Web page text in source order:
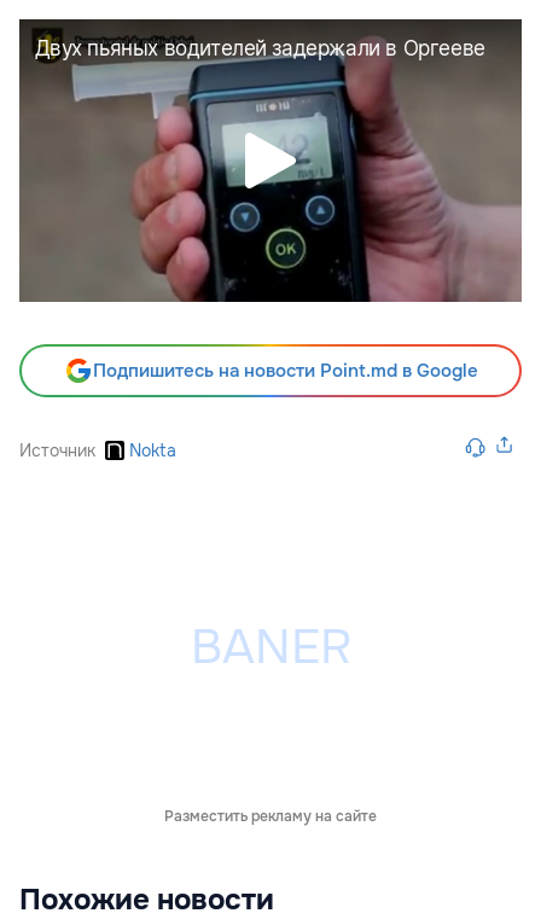
Подпишитесь на новости Point.md в Google
Источник Nokta
Разместить рекламу на сайте
Похожие новости